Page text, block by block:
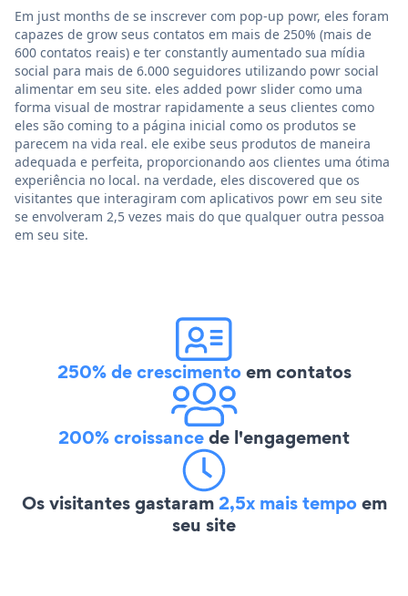
Em just months de se inscrever com pop-up powr, eles foram
capazes de grow seus contatos em mais de 250% (mais de
600 contatos reais) e ter constantly aumentado sua mídia
social para mais de 6.000 seguidores utilizando powr social
alimentar em seu site. eles added powr slider como uma
forma visual de mostrar rapidamente a seus clientes como
eles são coming to a página inicial como os produtos se
parecem na vida real. ele exibe seus produtos de maneira
adequada e perfeita, proporcionando aos clientes uma ótima
experiência no local. na verdade, eles discovered que os
visitantes que interagiram com aplicativos powr em seu site
se envolveram 2,5 vezes mais do que qualquer outra pessoa
em seu site.
250% de crescimentoem contatos
200% croissancede l'engagement
Os visitantes gastaram2,5x mais tempoem
seu site